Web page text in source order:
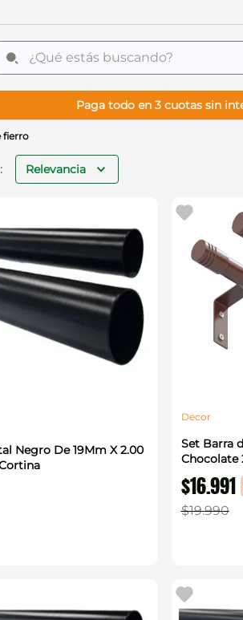
estás buscando?
Paga todo en 3 cuotas sin
fierro
Relevancia
Negro De 19Mm X 2.00
Decor
Set Barra
Chocolate
$16.991
$19.990